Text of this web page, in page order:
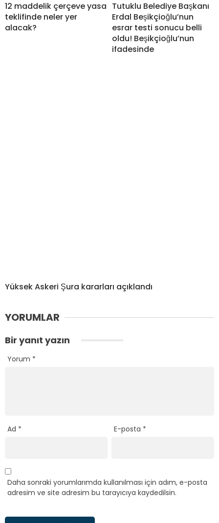
12 maddelik çerçeve yasa
teklifinde neler yer
alacak?
Tutuklu Belediye Başkanı
Erdal Beşikçioğlu’nun
esrar testi sonucu belli
oldu! Beşikçioğlu’nun
ifadesinde
Yüksek Askeri Şura kararları açıklandı
YORUMLAR
Bir yanıt yazın
Yorum *
Ad * E-posta *
Daha sonraki yorumlarımda kullanılması için adım, e-posta
adresim ve site adresim bu tarayıcıya kaydedilsin.